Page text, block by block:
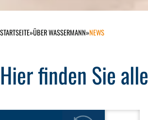
STARTSEITE»ÜBER WASSERMANN»NEWS
Hier finden Sie alle